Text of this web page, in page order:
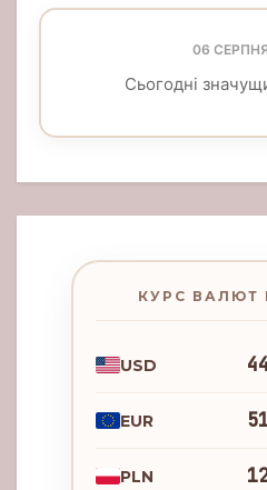
06
Сьогодні
КУРС ВАЛЮТ
USD
EUR
PLN